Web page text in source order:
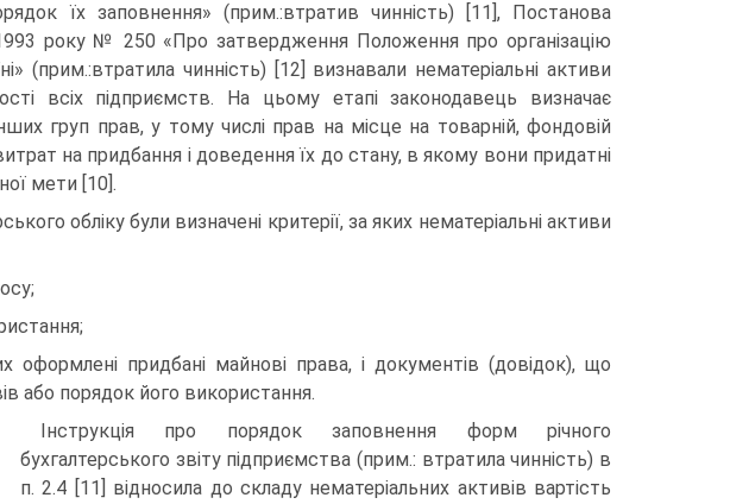
їх заповнення» (прим.:втратив чинність) [11], Постанова
1993 року № 250 «Про затвердження Положення про організацію
(прим.:втратила чинність) [12] визнавали не­матеріальні активи
всіх підприємств. На цьому етапі законо­давець визначає
груп прав, у тому числі прав на місце на то­варній, фондовій
на придбання і доведення їх до стану, в якому вони придатні
мети [10].
обліку були визначені критерії, за яких нематеріальні активи
оформ­лені придбані майнові права, і документів (до­відок), що
або порядок його використання.
Інструкція про порядок заповнення форм річно­го
бухгалтерського звіту підприємства (прим.: втрати­ла чинність) в
п. 2.4 [11] відносила до складу немате­ріальних активів вартість